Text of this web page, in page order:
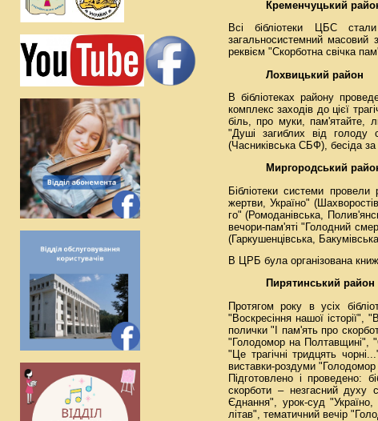
Кременчуцький
Всі бібліотеки ЦБС стали
загальносистемний масовий
реквієм "Скорботна свічка
Лохвицький район
В бібліотеках району
комплекс заходів до цієї
біль, про муки, пам'ятайте,
"Душі загиблих від голоду
(Часниківська СБФ), бесіда
Миргородський
Бібліотеки системи
жертви, Україно"
го" (Ромоданівська,
вечори-пам'яті "Голодний
(Гаркушенцівська,
В ЦРБ була організована
Пирятинський район
Протягом року в усіх
"Воскресіння нашої
полички "І пам'ять про
"Голодомор на Полтавщині",
"Це трагічні тридцять
виставки-роздуми "Голодомор
Підготовлено і проведено:
скорботи – незгасний духу
Єднання", урок-суд
літав", тематичний вечір